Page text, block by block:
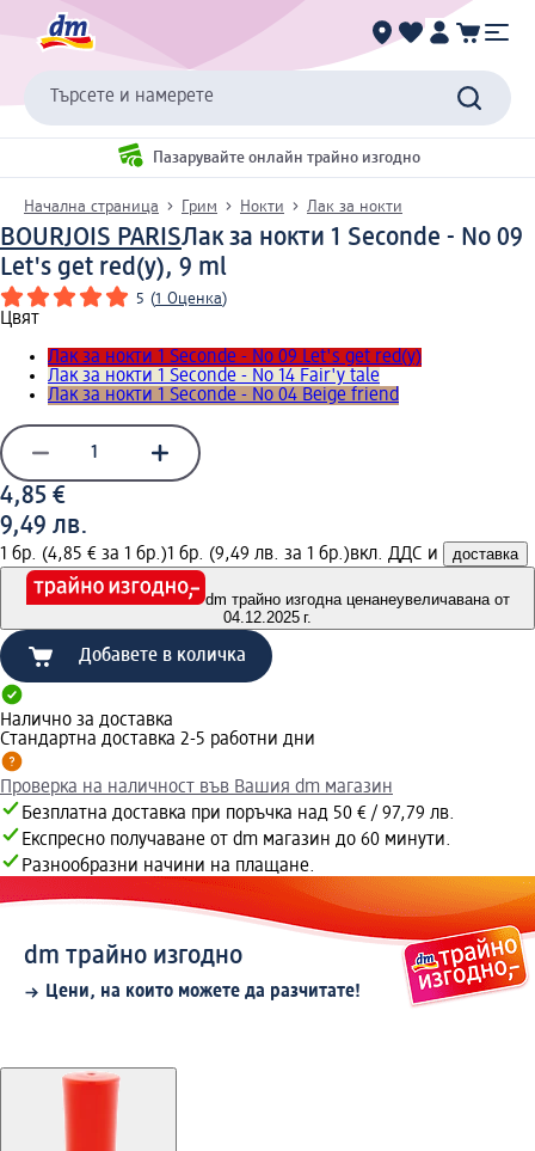
Търсете и намерете
Пазарувайте онлайн трайно изгодно
Начална страница Грим Нокти Лак за нокти
BOURJOIS PARISЛак за нокти 1 Seconde - No 09
Let's get red(y), 9 ml
5 (1 Оценка)
Цвят
Лак за нокти 1 Seconde - No 09 Let's get red(y)
Лак за нокти 1 Seconde - No 14 Fair'y tale
Лак за нокти 1 Seconde - No 04 Beige friend
4,85 €
9,49 лв.
1 бр. (4,85 € за 1 бр.)1 бр. (9,49 лв. за 1 бр.)вкл. ДДС и доставка
dm трайно изгодна ценанеувеличавана от
04.12.2025 г.
Добавете в количка
Налично за доставка
Стандартна доставка 2-5 работни дни
Проверка на наличност във Вашия dm магазин
Безплатна доставка при поръчка над 50 € / 97,79 лв.
Експресно получаване от dm магазин до 60 минути.
Разнообразни начини на плащане.
dm трайно изгодно
Цени, на които можете да разчитате!